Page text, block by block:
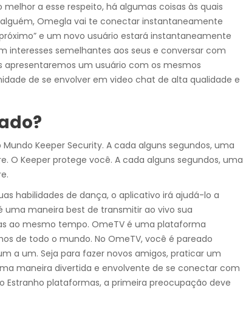
a esse respeito, há algumas coisas às quais
Omegla vai te conectar instantaneamente
e um novo usuário estará instantaneamente
interesses semelhantes aos seus e conversar com
um usuário com os mesmos
de se envolver em video chat de alta qualidade e
Keeper Security. A cada alguns segundos, uma
O Keeper protege você. A cada alguns segundos, uma
habilidades de dança, o aplicativo irá ajudá-lo a
uma maneira best de transmitir ao vivo sua
ao mesmo tempo. OmeTV é uma plataforma
de todo o mundo. No OmeTV, você é pareado
a um. Seja para fazer novos amigos, praticar um
maneira divertida e envolvente de se conectar com
Estranho plataformas, a primeira preocupação deve
Podesty i windy
Suwnice, wciągarki, dźwigniki
samojezdne, dźwigi budowlane,
Spawanie
Aluminium, metali kolorowych,
samochodowych.